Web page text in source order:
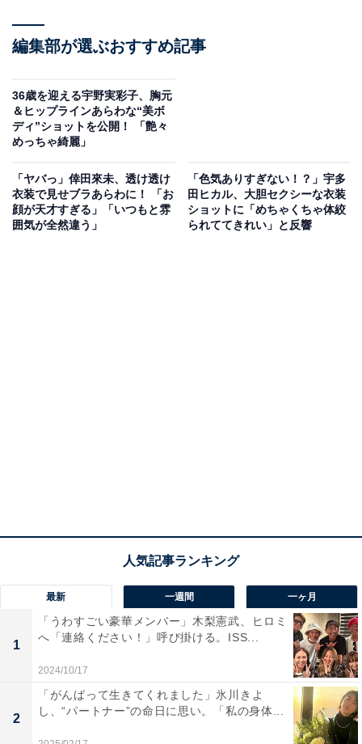
編集部が選ぶおすすめ記事
36歳を迎える宇野実彩子、胸元
＆ヒップラインあらわな“美ボ
ディ”ショットを公開！ 「艶々
めっちゃ綺麗」
「ヤバっ」倖田來未、透け透け
衣装で見せブラあらわに！ 「お
顔が天才すぎる」「いつもと雰
囲気が全然違う」
「色気ありすぎない！？」宇多
田ヒカル、大胆セクシーな衣装
ショットに「めちゃくちゃ体絞
られててきれい」と反響
最新 一週間 一ヶ月
1
「うわすごい豪華メンバー」木梨憲武、ヒロミ
へ「連絡ください！」呼び掛ける。ISS...
2024/10/17
2
「がんばって生きてくれました」氷川きよ
し、“パートナー”の命日に思い。「私の身体...